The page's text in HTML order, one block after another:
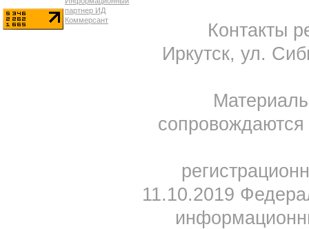
Контакты
Иркутск, ул.
11.10.2019